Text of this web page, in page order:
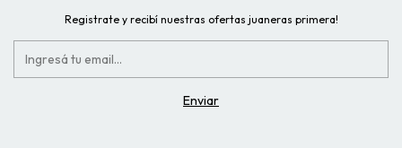
Registrate y recibí nuestras ofertas juaneras primera!